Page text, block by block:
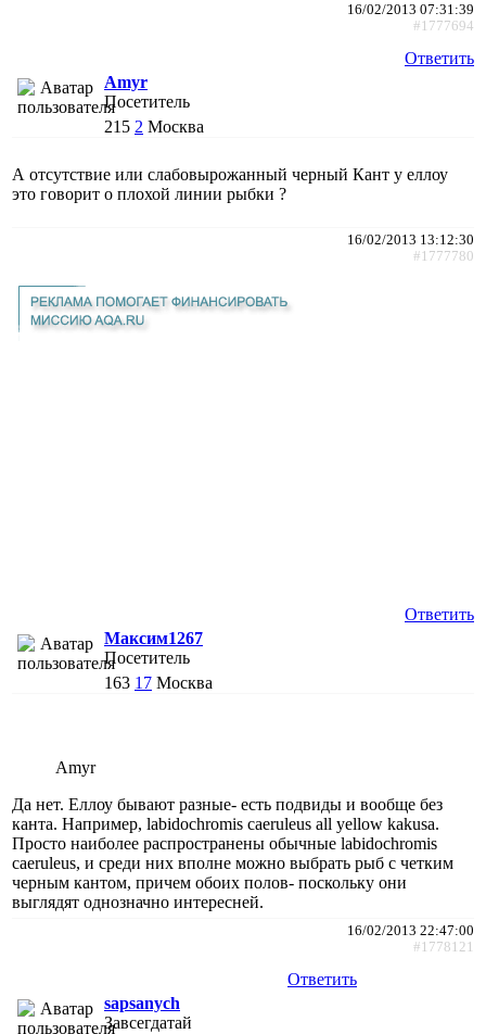
16/02/2013 07:31:39
#1777694
Ответить
Amyr
Посетитель
215 2 Москва
А отсутствие или слабовырожанный черный Кант у еллоу
это говорит о плохой линии рыбки ?
16/02/2013 13:12:30
#1777780
Ответить
Максим1267
Посетитель
163 17 Москва
Amyr
Да нет. Еллоу бывают разные- есть подвиды и вообще без
канта. Например, labidochromis caeruleus all yellow kakusa.
Просто наиболее распространены обычные labidochromis
caeruleus, и среди них вполне можно выбрать рыб с четким
черным кантом, причем обоих полов- поскольку они
выглядят однозначно интересней.
16/02/2013 22:47:00
#1778121
Ответить
sapsanych
Завсегдатай